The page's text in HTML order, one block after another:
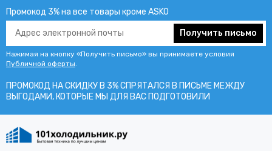
Промокод 3% на все товары кроме ASKO
Получить письмо
Нажимая на кнопку «Получить письмо» вы принимаете условия
Публичной оферты
ПРОМОКОД НА СКИДКУ В 3% СПРЯТАЛСЯ В ПИCЬМЕ МЕЖДУ
ВЫГОДАМИ, КОТОРЫЕ МЫ ДЛЯ ВАС ПОДГОТОВИЛИ